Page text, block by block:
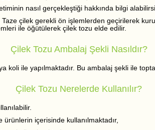
nasıl gerçekleştiği hakkında bilgi
Taze çilek gerekli ön işlemlerden geçirilerek
ile öğütülerek çilek tozu elde edilir.
Çilek Tozu Ambalaj Şekli Nasıldır?
koli ile yapılmaktadır. Bu ambalaj şekli ile
Çilek Tozu Nerelerde Kullanılır?
içerisinde kullanılmaktadır,